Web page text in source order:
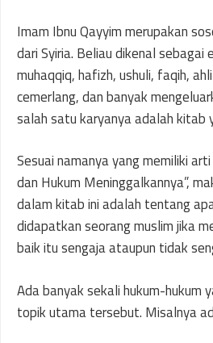
Imam Ibnu Qayyim merupakan
dari Syiria. Beliau dikenal sebagai
muhaqqiq, hafizh, ushuli, faqih,
cemerlang, dan banyak
salah satu karyanya adalah kitab
Sesuai namanya yang memiliki
dan Hukum Meninggalkannya”,
dalam kitab ini adalah tentang
didapatkan seorang muslim jika
baik itu sengaja ataupun tidak
Ada banyak sekali hukum-hukum
topik utama tersebut. Misalnya